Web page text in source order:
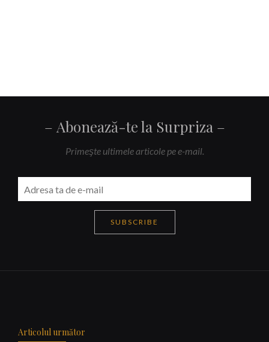
Abonează-te la Surpriza
Primeşte ultimele articole pe e-mail.
SUBSCRIBE
Articolul următor